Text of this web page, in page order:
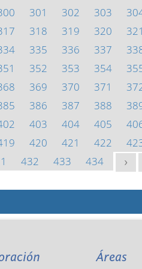
301 302 303
318 319 320 321
335 336 337
352 353 354
369 370 371
386 387 388
403 404 405
420 421 422
432 433 434 >
Áreas